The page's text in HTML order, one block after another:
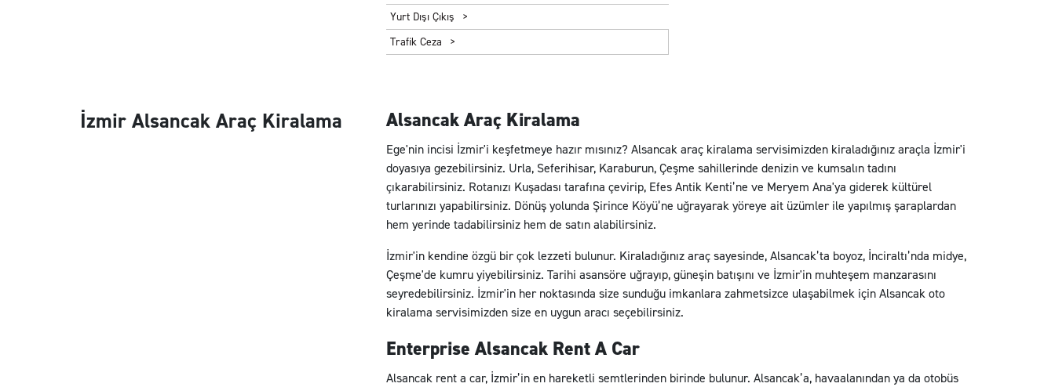
Yurt Dışı Çıkış
Trafik Ceza
İzmir Alsancak Araç Kiralama Alsancak Araç Kiralama
Ege'nin incisi İzmir'i keşfetmeye hazır mısınız? Alsancak araç kiralama servisimizden kiraladığınız araçla İzmir'i
doyasıya gezebilirsiniz. Urla, Seferihisar, Karaburun, Çeşme sahillerinde denizin ve kumsalın tadını
çıkarabilirsiniz. Rotanızı Kuşadası tarafına çevirip, Efes Antik Kenti’ne ve Meryem Ana'ya giderek kültürel
turlarınızı yapabilirsiniz. Dönüş yolunda Şirince Köyü’ne uğrayarak yöreye ait üzümler ile yapılmış şaraplardan
hem yerinde tadabilirsiniz hem de satın alabilirsiniz.
İzmir'in kendine özgü bir çok lezzeti bulunur. Kiraladığınız araç sayesinde, Alsancak’ta boyoz, İnciraltı’nda midye,
Çeşme'de kumru yiyebilirsiniz. Tarihi asansöre uğrayıp, güneşin batışını ve İzmir'in muhteşem manzarasını
seyredebilirsiniz. İzmir'in her noktasında size sunduğu imkanlara zahmetsizce ulaşabilmek için Alsancak oto
kiralama servisimizden size en uygun aracı seçebilirsiniz.
Enterprise Alsancak Rent A Car
Alsancak rent a car, İzmir’in en hareketli semtlerinden birinde bulunur. Alsancak’a, havaalanından ya da otobüs